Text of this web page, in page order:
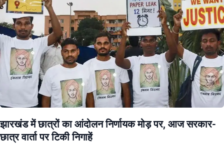
झारखंड में छात्रों का आंदोलन निर्णायक मोड़ पर, आज सरकार-
छात्र वार्ता पर टिकी निगाहें